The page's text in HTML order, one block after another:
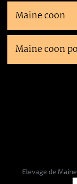
Maine coon
Maine coon
Elevage de